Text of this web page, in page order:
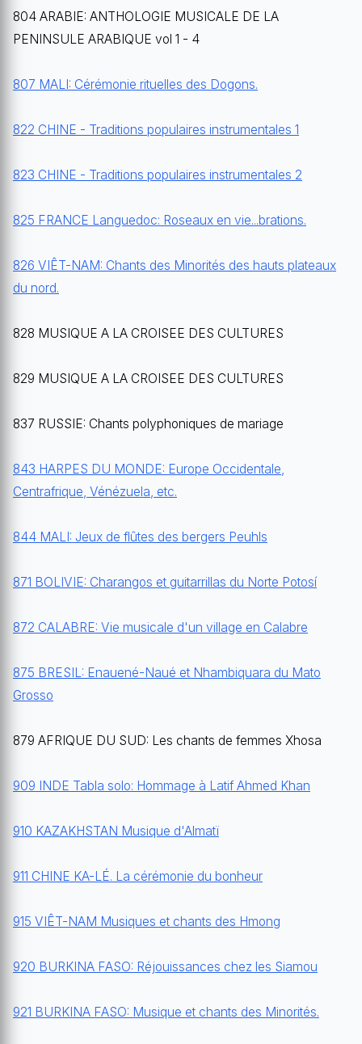
804 ARABIE: ANTHOLOGIE MUSICALE DE LA
PENINSULE ARABIQUE vol 1 - 4
807 MALI: Cérémonie rituelles des Dogons.
822 CHINE - Traditions populaires instrumentales 1
823 CHINE - Traditions populaires instrumentales 2
825 FRANCE Languedoc: Roseaux en vie...brations.
826 VIÊT-NAM: Chants des Minorités des hauts plateaux
du nord.
828 MUSIQUE A LA CROISEE DES CULTURES
829 MUSIQUE A LA CROISEE DES CULTURES
837 RUSSIE: Chants polyphoniques de mariage
843 HARPES DU MONDE: Europe Occidentale,
Centrafrique, Vénézuela, etc.
844 MALI: Jeux de flûtes des bergers Peuhls
871 BOLIVIE: Charangos et guitarrillas du Norte Potosí
872 CALABRE: Vie musicale d'un village en Calabre
875 BRESIL: Enauené-Naué et Nhambiquara du Mato
Grosso
879 AFRIQUE DU SUD: Les chants de femmes Xhosa
909 INDE Tabla solo: Hommage à Latif Ahmed Khan
910 KAZAKHSTAN Musique d'Almatï
911 CHINE KA-LÉ. La cérémonie du bonheur
915 VIÊT-NAM Musiques et chants des Hmong
920 BURKINA FASO: Réjouissances chez les Siamou
921 BURKINA FASO: Musique et chants des Minorités.